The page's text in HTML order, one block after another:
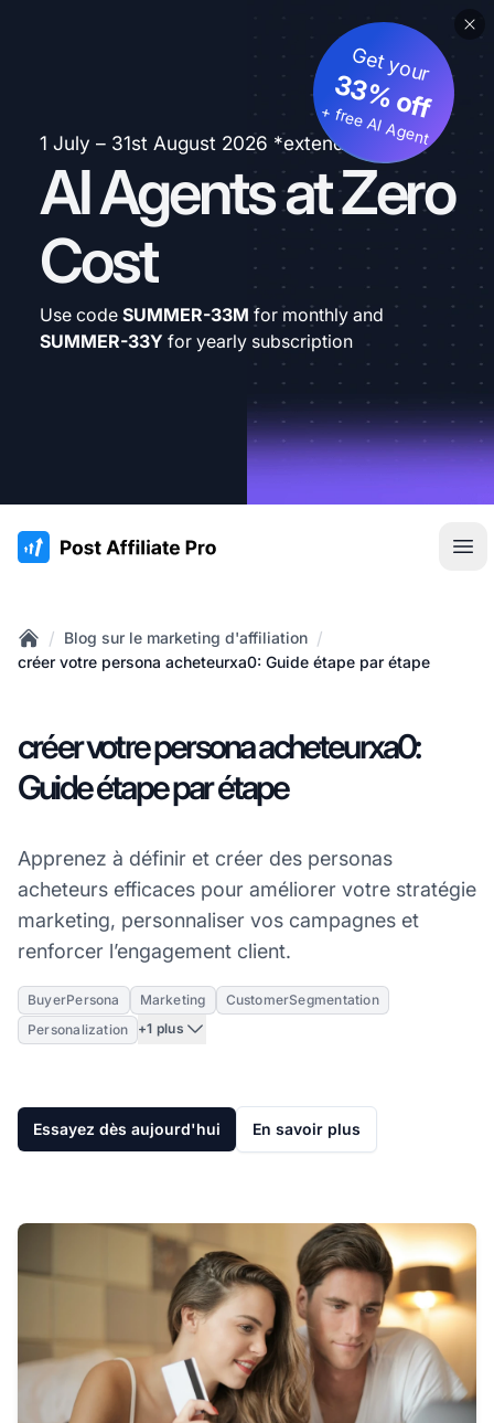
1 July – 31st August 2026 *extended
AI Agents at Zero
Cost
Get your
33% off
+ free AI Agent
Use code SUMMER-33M for monthly and
SUMMER-33Y for yearly subscription
:site.title
Home
/ Blog sur le marketing d'affiliation /
créer votre persona acheteurxa0: Guide étape par étape
créer votre persona acheteurxa0:
Guide étape par étape
Apprenez à définir et créer des personas
acheteurs efficaces pour améliorer votre stratégie
marketing, personnaliser vos campagnes et
renforcer l’engagement client.
BuyerPersona Marketing
CustomerSegmentation
Personalization
+1 plus
Essayez dès aujourd'hui En savoir plus